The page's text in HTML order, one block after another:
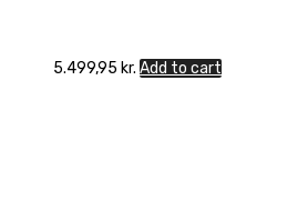
5.499,95 kr. Add to cart